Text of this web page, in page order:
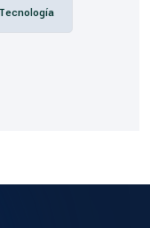
Tecnología